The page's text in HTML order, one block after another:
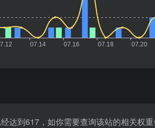
达到617，如你需要查询该站的相关权